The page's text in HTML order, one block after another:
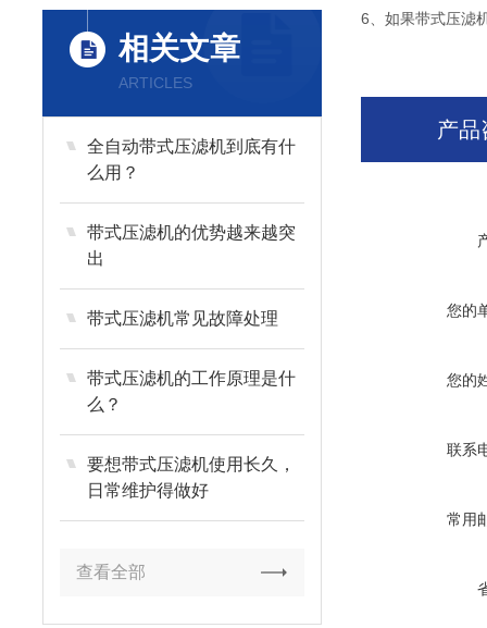
相关文章
ARTICLES
全自动带式压滤机到底有什
么用？
带式压滤机的优势越来越突
出
带式压滤机常见故障处理
带式压滤机的工作原理是什
么？
要想带式压滤机使用长久，
日常维护得做好
查看全部
6、如果带式压滤
产品
您的
您的
联系
常用